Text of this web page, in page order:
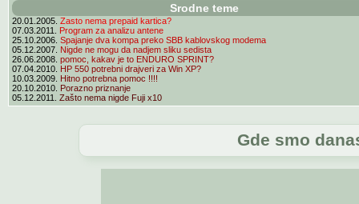
Srodne teme
20.01.2005. Zasto nema prepaid kartica?
07.03.2011. Program za analizu antene
25.10.2006. Spajanje dva kompa preko SBB kablovskog modema
05.12.2007. Nigde ne mogu da nadjem sliku sedista
26.06.2008. pomoc, kakav je to ENDURO SPRINT?
07.04.2010. HP 550 potrebni drajveri za Win XP?
10.03.2009. Hitno potrebna pomoc !!!!
20.10.2010. Porazno priznanje
05.12.2011. Zašto nema nigde Fuji x10
Gde smo